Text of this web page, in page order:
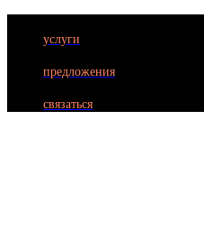
БИЛЬЯРД
ЛАЗЕРТАГ
услуги
предложения
связаться